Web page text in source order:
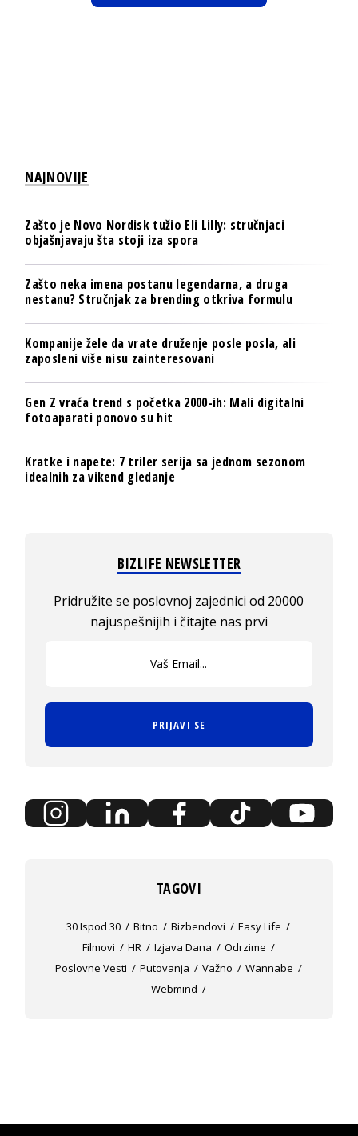
NAJNOVIJE
Zašto je Novo Nordisk tužio Eli Lilly: stručnjaci
objašnjavaju šta stoji iza spora
Zašto neka imena postanu legendarna, a druga
nestanu? Stručnjak za brending otkriva formulu
Kompanije žele da vrate druženje posle posla, ali
zaposleni više nisu zainteresovani
Gen Z vraća trend s početka 2000-ih: Mali digitalni
fotoaparati ponovo su hit
Kratke i napete: 7 triler serija sa jednom sezonom
idealnih za vikend gledanje
BIZLIFE NEWSLETTER
Pridružite se poslovnoj zajednici od 20000
najuspešnijih i čitajte nas prvi
PRIJAVI SE
TAGOVI
30 Ispod 30 Bitno Bizbendovi
Easy Life
Filmovi
HR Izjava Dana
Odrzime
Poslovne Vesti
Putovanja Važno
Wannabe
Webmind